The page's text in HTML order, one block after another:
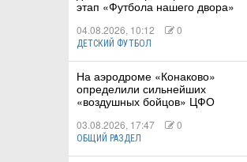
этап «Футбола нашего двора»
04.08.2026, 10:12 0
ДЕТСКИЙ ФУТБОЛ
На аэродроме «Конаково»
определили сильнейших
«воздушных бойцов» ЦФО
03.08.2026, 17:47 0
ОБЩИЙ РАЗДЕЛ